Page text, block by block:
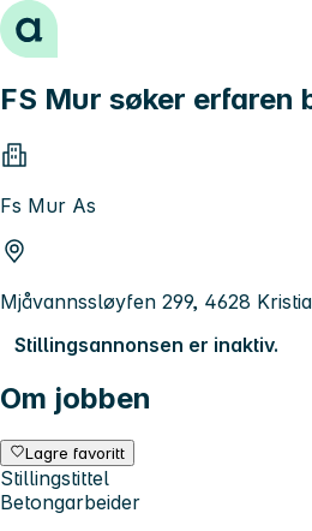
Hopp til innhold
FS Mur søker erfaren
Fs Mur As
Mjåvannssløyfen 299, 4628
Stillingsannonsen er inaktiv.
Om jobben
Lagre favoritt
Stillingstittel
Betongarbeider